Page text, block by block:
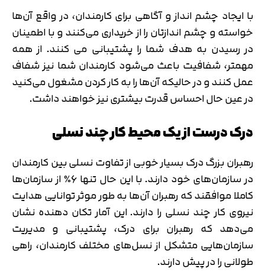
با ایجاد چشم انداز و آگاهی برای کارمندان، در واقع آن‌ها
خواسته و چشم اندازتان را از خریداری می‌کنند و با اطمینان
در رسیدن به هدف شما را پشتیبانی می کنند. از همه
مهمتر، شفافیت باعث می‌شود کارمندان شما نیز شفاف
عمل کنند و در حالیکه آن‌ها را به کار کردن مشغول می‌کنید
در عین حال احساس قدرت بیشتری نیز خواهند داشت.
درک درست از یک محیط کار چند نسلی
رهبران بزرگ درک بسیار خوبی از تفاوت نسلی بین کارمندان
در سازمان‌های خود دارند. با این حال تنها 6٪ از سازمان‌ها
کاملا موافقند که رهبران آن‌ها به طور موثر توانایی هدایت
نیروی کار چند نسلی را دارند. این آمار تکان دهنده نشان
می‌دهد که رهبران برای درک، پشتیبانی و مدیریت
سازمان‌هایی متشکل از نسل‌های مختلف کارمندان، راهی
طولانی را در پیش دارند.